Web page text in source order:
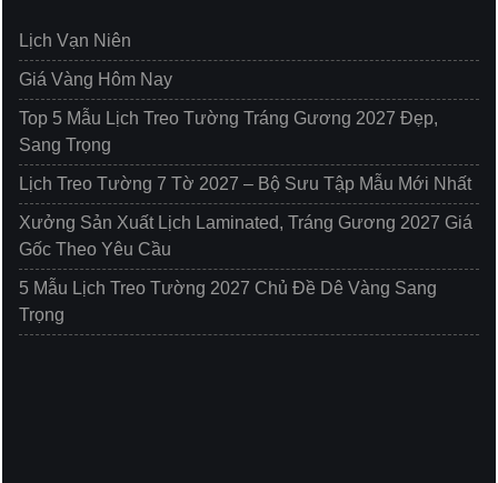
Lịch Vạn Niên
Giá Vàng Hôm Nay
Top 5 Mẫu Lịch Treo Tường Tráng Gương 2027 Đẹp,
Sang Trọng
Lịch Treo Tường 7 Tờ 2027 – Bộ Sưu Tập Mẫu Mới Nhất
Xưởng Sản Xuất Lịch Laminated, Tráng Gương 2027 Giá
Gốc Theo Yêu Cầu
5 Mẫu Lịch Treo Tường 2027 Chủ Đề Dê Vàng Sang
Trọng